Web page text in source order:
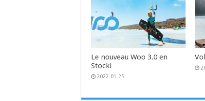
Le nouveau Woo 3.0 en
Stock!
2022-01-25